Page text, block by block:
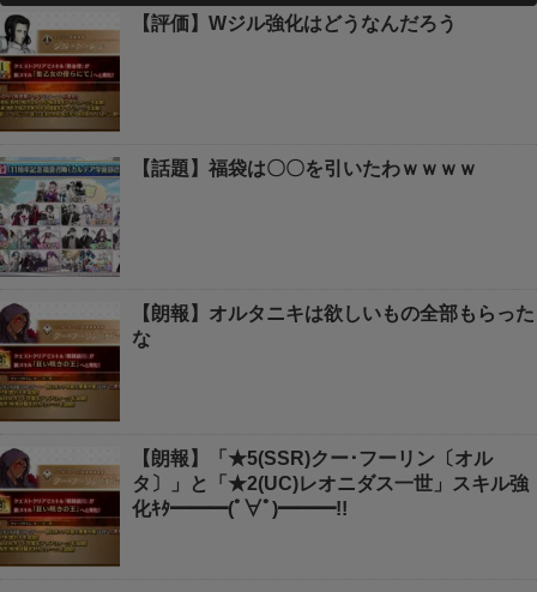
【評価】Wジル強化はどうなんだろう
【話題】福袋は〇〇を引いたわｗｗｗｗ
【朗報】オルタニキは欲しいもの全部もらった
な
【朗報】「★5(SSR)クー･フーリン〔オル
タ〕」と「★2(UC)レオニダス一世」スキル強
化ｷﾀ━━━(ﾟ∀ﾟ)━━━!!